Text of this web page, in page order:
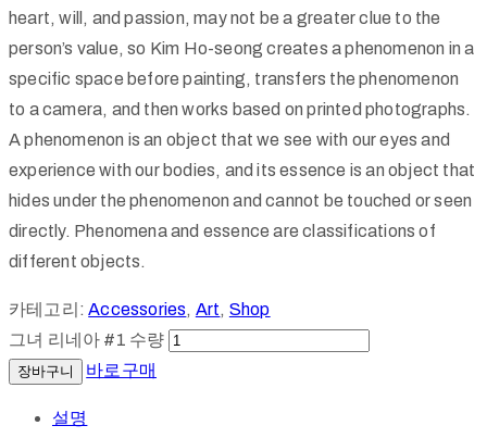
heart, will, and passion, may not be a greater clue to the
person’s value, so Kim Ho-seong creates a phenomenon in a
specific space before painting, transfers the phenomenon
to a camera, and then works based on printed photographs.
A phenomenon is an object that we see with our eyes and
experience with our bodies, and its essence is an object that
hides under the phenomenon and cannot be touched or seen
directly. Phenomena and essence are classifications of
different objects.
카테고리:Accessories, Art, Shop
그녀 리네아 #1 수량
장바구니 바로구매
설명